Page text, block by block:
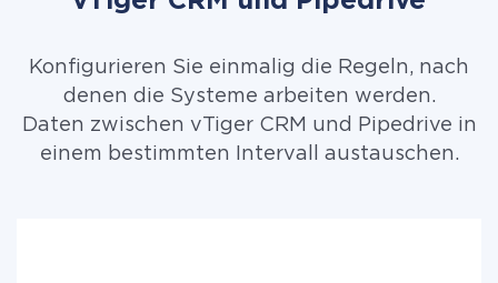
Konfigurieren Sie einmalig die Regeln, nach
denen die Systeme arbeiten werden.
Daten zwischen vTiger CRM und Pipedrive in
einem bestimmten Intervall austauschen.